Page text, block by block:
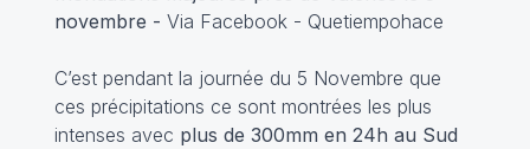
novembre - Via Facebook - Quetiempohace
C’est pendant la journée du 5 Novembre que
ces précipitations ce sont montrées les plus
intenses avec plus de 300mm en 24h au Sud